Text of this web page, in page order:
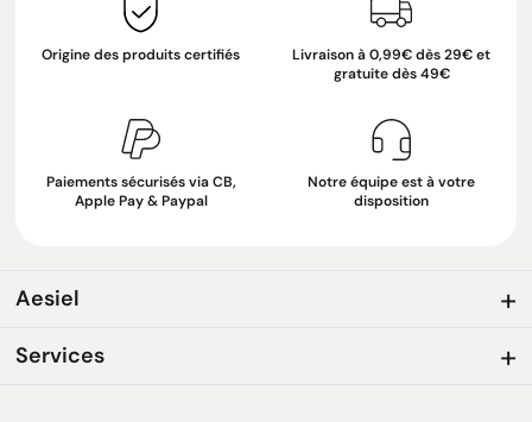
Origine des produits certifiés
Livraison à 0,99€ dès 29€ et
gratuite dès 49€
Paiements sécurisés via CB,
Apple Pay & Paypal
Notre équipe est à votre
disposition
Aesiel
Services